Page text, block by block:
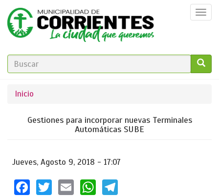
Pasar
contenido
principal
FORMULARIO
BÚSQUEDA
Se
encuentra
Inicio
Gestiones para incorporar nuevas Terminales
Automáticas SUBE
Jueves, Agosto 9, 2018 - 17:07
Facebook
TwitterEmailWhatsApp